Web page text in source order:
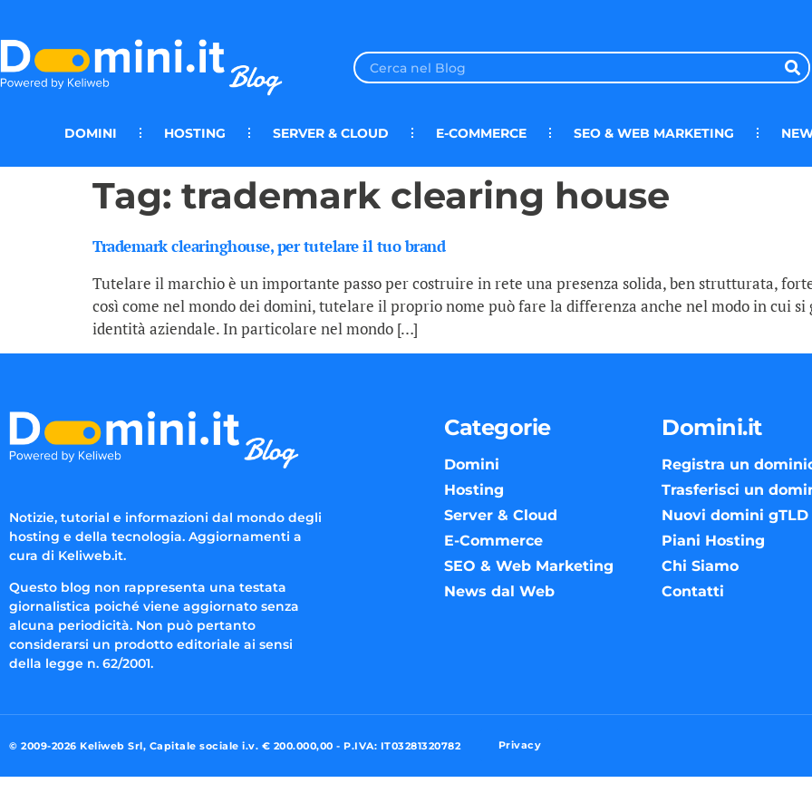
DOMINI HOSTING SERVER & CLOUD E-COMMERCE SEO & WEB MARKETING
Tag: trademark clearing house
Trademark clearinghouse, per tutelare il tuo brand
Tutelare il marchio è un importante passo per costruire in rete una presenza solida, ben strutturata,
così come nel mondo dei domini, tutelare il proprio nome può fare la differenza anche nel modo in cui
identità aziendale. In particolare nel mondo […]
Notizie, tutorial e informazioni dal mondo degli
hosting e della tecnologia. Aggiornamenti a
cura di Keliweb.it.
Questo blog non rappresenta una testata
giornalistica poiché viene aggiornato senza
alcuna periodicità. Non può pertanto
considerarsi un prodotto editoriale ai sensi
della legge n. 62/2001.
Categorie
Domini
Hosting
Server & Cloud
E-Commerce
SEO & Web Marketing
News dal Web
Domini.it
Registra un
Trasferisci un
Nuovi domini gTLD
Piani Hosting
Chi Siamo
Contatti
© 2009-2026 Keliweb Srl, Capitale sociale i.v. € 200.000,00 - P.IVA: IT03281320782 Privacy